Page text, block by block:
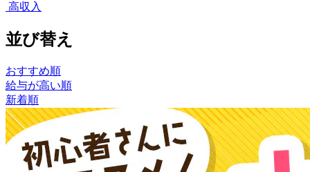
高収入
並び替え
おすすめ順
給与が高い順
新着順